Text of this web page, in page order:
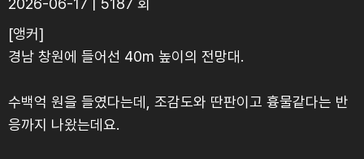
2026-06-17 | 5187 회
[앵커]
경남 창원에 들어선 40m 높이의 전망대.
수백억 원을 들였다는데, 조감도와 딴판이고 흉물같다는 반
응까지 나왔는데요.